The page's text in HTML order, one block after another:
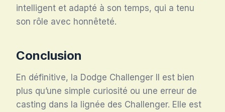
intelligent et adapté à son temps, qui a tenu
son rôle avec honnêteté.
Conclusion
En définitive, la Dodge Challenger II est bien
plus qu’une simple curiosité ou une erreur de
casting dans la lignée des Challenger. Elle est